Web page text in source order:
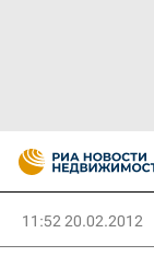
11:52 20.02.2012